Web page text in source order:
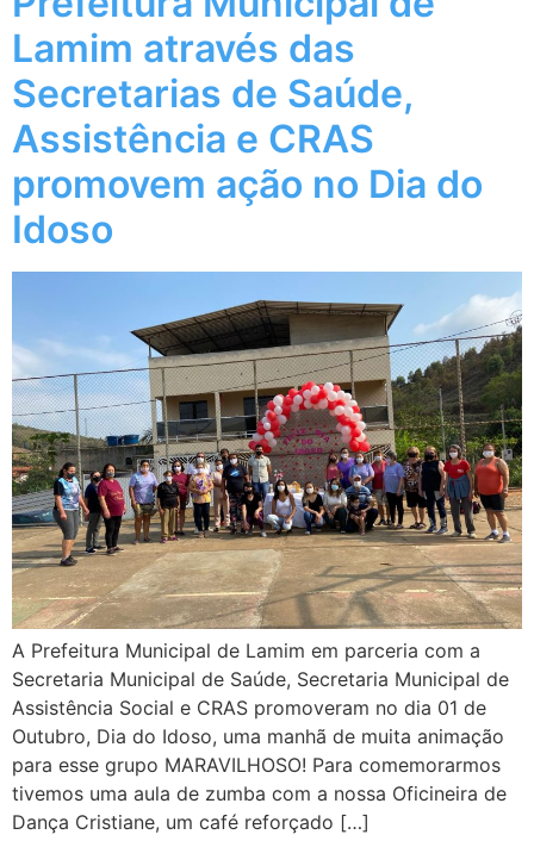
Lamim através das
Secretarias de Saúde,
Assistência e CRAS
promovem ação no Dia do
Idoso
A Prefeitura Municipal de Lamim em parceria com a
Secretaria Municipal de Saúde, Secretaria Municipal de
Assistência Social e CRAS promoveram no dia 01 de
Outubro, Dia do Idoso, uma manhã de muita animação
para esse grupo MARAVILHOSO! Para comemorarmos
tivemos uma aula de zumba com a nossa Oficineira de
Dança Cristiane, um café reforçado […]